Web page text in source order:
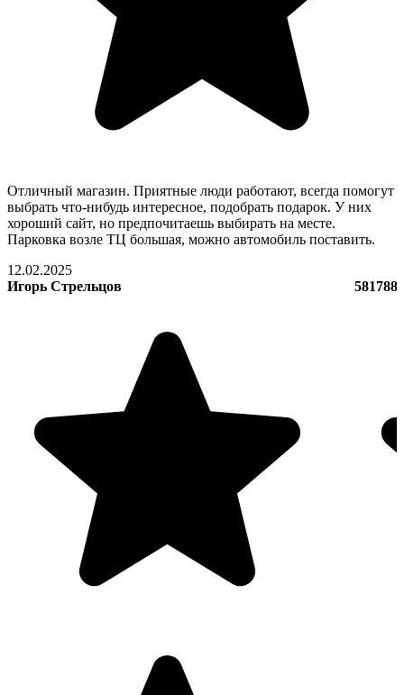
Отличный магазин. Приятные люди работают, всегда помогут
выбрать что-нибудь интересное, подобрать подарок. У них
хороший сайт, но предпочитаешь выбирать на месте.
Парковка возле ТЦ большая, можно автомобиль поставить.
12.02.2025
Игорь Стрельцов
581788